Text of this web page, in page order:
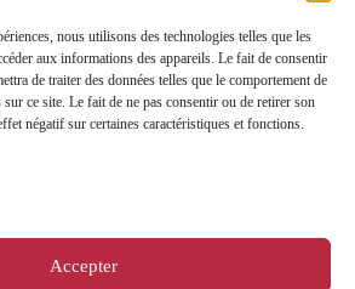
nous utilisons des technologies telles que les
aux informations des appareils. Le fait de consentir
de traiter des données telles que le comportement de
ce site. Le fait de ne pas consentir ou de retirer son
négatif sur certaines caractéristiques et fonctions.
Accepter
industriel | Assurance prêt
construction | Assurance prêt
services | Assurance prêt
technologique Assurance prêt
prêt professionnel
| Assurance prêt professionnel
innovation